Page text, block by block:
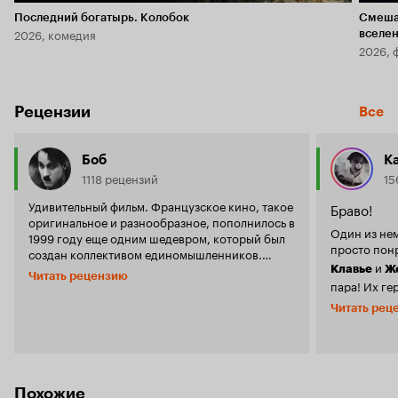
Последний богатырь. Колобок
2026, комедия
2026,
Рецензии Все
Боб
1118 рецензий
Удивительный фильм. Французское кино, такое
оригинальное и разнообразное, пополнилось в
1999 году еще одним шедевром, который был
создан коллективом единомышленников.
Объединенными усилиями талантливейших
актеров, настоящих мастеров лицедейства,
Читать рецензию
Браво!
Один из
просто
Клавье и
пара! Их
меру
Читать
Похожие